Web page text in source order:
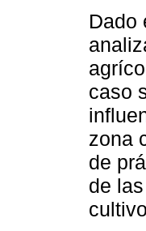
Dado
caso
zona
de
de